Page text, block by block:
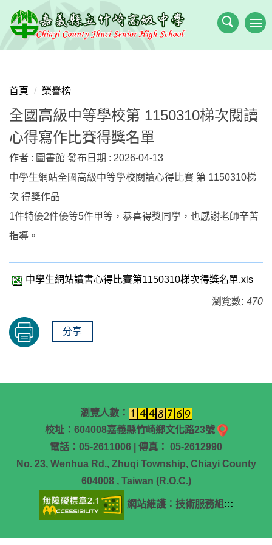
到
主
要
區
首頁 榮譽榜
全國高級中等學校第 1150310梯次閱讀
心得寫作比賽得獎名單
作者 : 圖書館 發布日期 : 2026-04-13
中學生網站全國高級中等學校閱讀心得比賽 第 1150310梯
次 得獎作品
1件特優2件優等5件甲等，恭喜得獎同學，也感謝老師辛苦
指導。
中學生網站讀書心得比賽第1150310梯次得獎名單.xls
瀏覽數: 470
分享
瀏覽人數：
校址：604008嘉義縣竹崎鄉文化路23號
電話：05-2611006 | 傳真： 05-2612990
No. 23, Wenhua Rd., Zhuqi Township, Chiayi County
604008 , Taiwan (R.O.C.)
網站維護：技術服務組 :::